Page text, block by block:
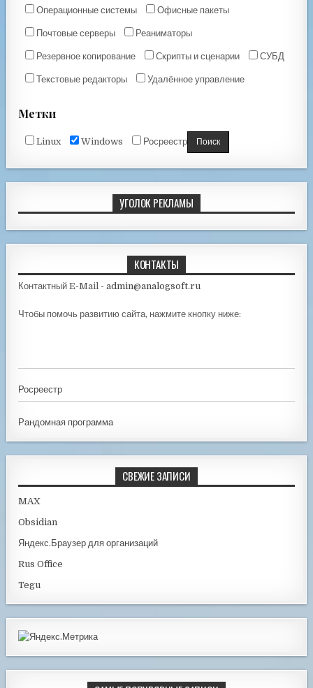
Операционные системы Офисные пакеты
Почтовые серверы Реаниматоры
Резервное копирование Скрипты и сценарии СУБД
Текстовые редакторы Удалённое управление
Метки
Linux Windows Росреестр
УГОЛОК РЕКЛАМЫ
КОНТАКТЫ
Контактный E-Mail -admin@analogsoft.ru
Чтобы помочь развитию сайта, нажмите кнопку ниже:
Росреестр
Рандомная программа
СВЕЖИЕ ЗАПИСИ
MAX
Obsidian
Яндекс.Браузер для организаций
Rus Office
Tegu